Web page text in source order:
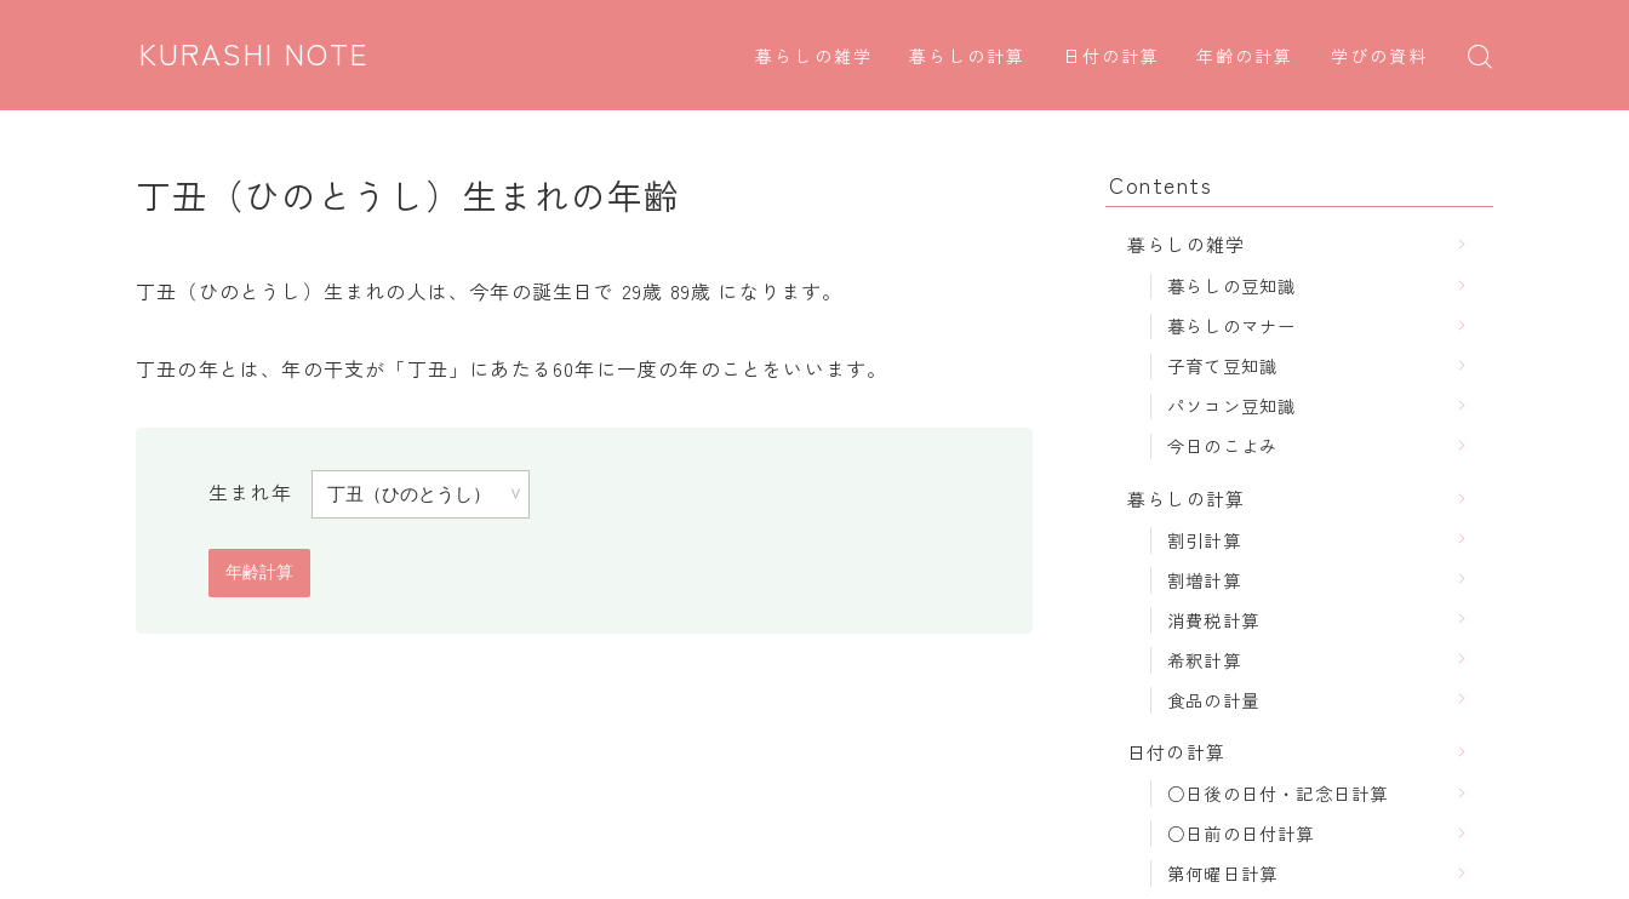
KURASHI NOTE 暮らしの雑学
暮らしの豆知識
暮らしの計算
割引計算
日付の計算
○日後の日付・記念日計算
四十九日法要計算
年齢の計算
年齢・干支計算
長寿祝い計算
学びの資料
学年早見表
丁丑（ひのとうし）生まれの年齢
丁丑（ひのとうし）生まれの人は、今年の誕生日で 29歳 89歳 になります。
丁丑の年とは、年の干支が「丁丑」にあたる60年に一度の年のことをいいます。
生まれ年
Contents
暮らしの雑学
暮らしの豆知識
暮らしのマナー
子育て豆知識
パソコン豆知識
今日のこよみ
暮らしの計算
割引計算
割増計算
消費税計算
希釈計算
食品の計量
日付の計算
○日後の日付・記念日計算
○日前の日付計算
第何曜日計算